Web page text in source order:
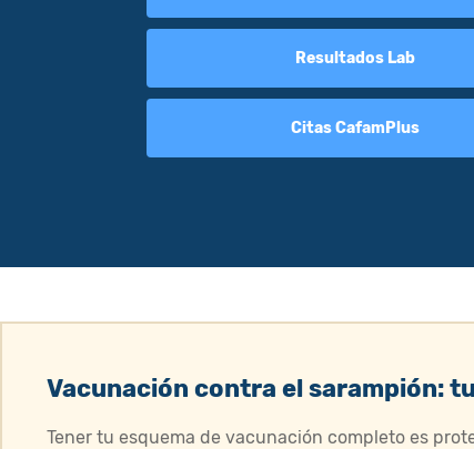
Resultados Lab
Citas CafamPlus
Vacunación contra el sarampión:
Tener tu esquema de vacunación completo es